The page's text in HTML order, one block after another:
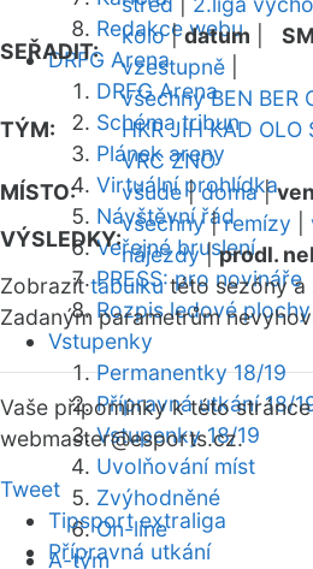
Redakce webu
DRFG Arena
DRFG Arena
Schéma tribun
Plánek areny
Virtuální prohlídka
Návštěvní řád
Veřejné bruslení
PRESS: pro novináře
Rozpis ledové plochy
Vstupenky
Permanentky 18/19
Přípravná utkání 18/
Vstupenky 18/19
Uvolňování míst
Zvýhodněné
On-line
A-tým
SEŘADIT:
kolo|datum
vzestupně
TÝM:
všechny BEN BER
HKR JIH KAD OLO
VRC ZNO
MÍSTO:
všude|doma|
VÝSLEDKY:
všechny|remízy
nájezdy|prodl.
Zobrazittabulkutéto sezóny a
Zadaným parametrům
Vaše připomínky k této
webmaster@esports.cz.
Tweet
Tipsport extraliga
Přípravná utkání